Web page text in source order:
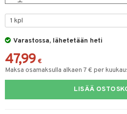
Varastossa, lähetetään heti
47,99 €
Maksa osamaksulla alkaen 7 € per
LISÄÄ
Maustemyllyt
& Kulhot
Siivous
Leivontavuoat